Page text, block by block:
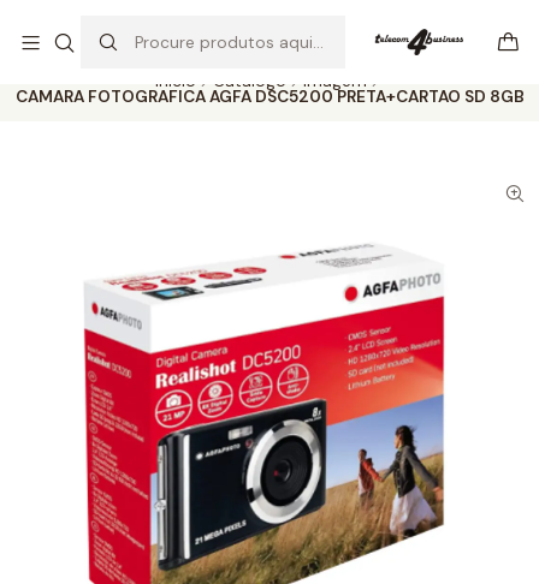
Ler mais
Início Catálogo Imagem
CAMARA FOTOGRAFICA AGFA DSC5200 PRETA+CARTAO SD 8GB